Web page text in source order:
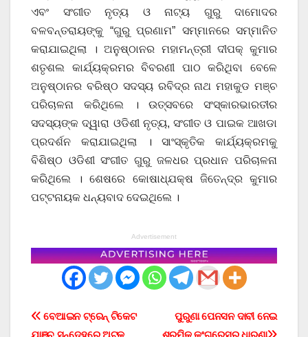
ଏବଂ ସଂଗୀତ ନୃତ୍ୟ ଓ ନାଟ୍ୟ ଗୁରୁ ଦାମୋଦର
ବଳବନ୍ତରାୟଙ୍କୁ “ଗୁରୁ ପ୍ରଣାମ” ସମ୍ମାନରେ ସମ୍ମାନିତ
କରାଯାଇଥିଲା । ଅନୁଷ୍ଠାନର ମହାମନ୍ତ୍ରୀ ଦୀପକ୍ କୁମାର
ଶତୃଶଲ କାର୍ଯ୍ୟକ୍ରମର ବିବରଣୀ ପାଠ କରିଥିବା ବେଳେ
ଅନୁଷ୍ଠାନର ବରିଷ୍ଠ ସଦସ୍ୟ ରବିଦ୍ର ନାଥ ମହାକୁଡ ମଞ୍ଚ
ପରିଚାଳନା କରିଥିଲେ । ଉତ୍ସବରେ ସଂସ୍କାରଭାରତୀର
ସଦସ୍ୟଙ୍କ ଦ୍ୱାରା ଓଡିଶୀ ନୃତ୍ୟ, ସଂଗୀତ ଓ ପାଇକ ଆଖଡା
ପ୍ରଦର୍ଶନ କରାଯାଇଥିଲା । ସାଂସ୍କୃତିକ କାର୍ଯ୍ୟକ୍ରମକୁ
ବିଶିଷ୍ଠ ଓଡିଶୀ ସଂଗୀତ ଗୁରୁ ଜଳଧର ପ୍ରଧାନ ପରିଚାଳନା
କରିଥିଲେ । ଶେଷରେ କୋଷାଧ୍ଯକ୍ଷ ଜିତେନ୍ଦ୍ର କୁମାର
ପଟ୍ଟନାୟକ ଧନ୍ୟବାଦ ଦେଇଥିଲେ ।
Advertisement
Post
ପୁରୁଣା ପେନସନ ଦାବୀ ନେଇ
ଶ୍ରମିକ କଂଗ୍ରେସର ଧାରଣା
ବେଆଇନ ଟ୍ରେନ୍ ଟିକେଟ
ଯାଞ୍ଚ ସନ୍ଦେହରେ ଅଟକ